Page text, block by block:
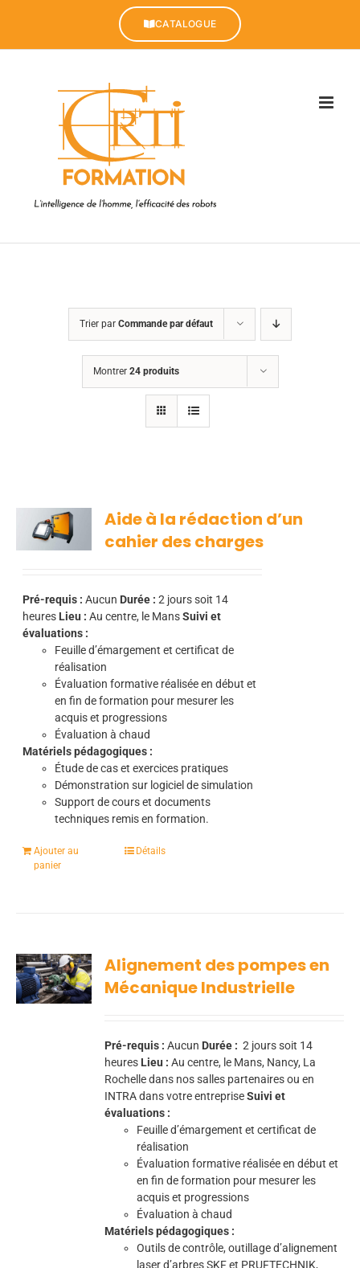
CATALOGUE
Trier par Commande par défaut
Montrer 24 produits
Aide à la rédaction d’un
cahier des charges
Pré-requis : Aucun Durée :2 jours soit 14
heures Lieu : Au centre, le MansSuivi et
évaluations :
Feuille d’émargement et certificat de
réalisation
Évaluation formative réalisée en début et
en fin de formation pour mesurer les
acquis et progressions
Évaluation à chaud
Matériels pédagogiques :
Étude de cas et exercices pratiques
Démonstration sur logiciel de simulation
Support de cours et documents
techniques remis en formation.
Ajouter au
panier
Détails
Alignement des pompes en
Mécanique Industrielle
Pré-requis : Aucun Durée : 2 jours soit 14
heures Lieu : Au centre, le Mans, Nancy, La
Rochelle dans nos salles partenaires ou en
INTRA dans votre entrepriseSuivi et
évaluations :
Feuille d’émargement et certificat de
réalisation
Évaluation formative réalisée en début et
en fin de formation pour mesurer les
acquis et progressions
Évaluation à chaud
Matériels pédagogiques :
Outils de contrôle, outillage d’alignement
laser d’arbres SKF et PRUFTECHNIK,